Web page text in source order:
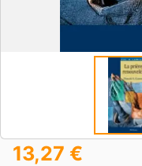
13,27 €